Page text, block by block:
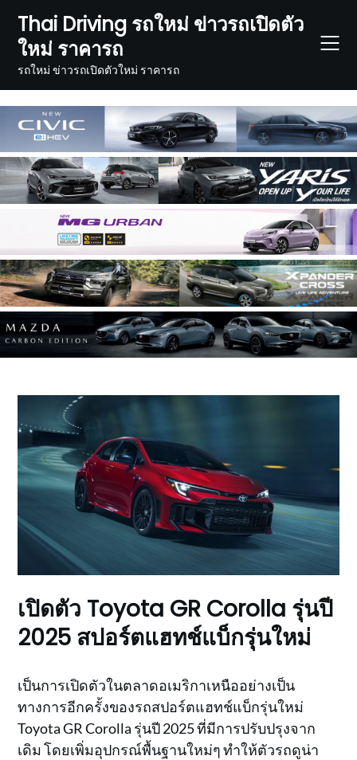
content
Thai Driving รถใหม่ ข่าวรถเปิดตัว
ใหม่ ราคารถ
รถใหม่ ข่าวรถเปิดตัวใหม่ ราคารถ
เปิดตัว Toyota GR Corolla รุ่นปี
2025 สปอร์ตแฮทช์แบ็กรุ่นใหม่
เป็นการเปิดตัวในตลาดอเมริกาเหนืออย่างเป็น
ทางการอีกครั้งของรถสปอร์ตแฮทช์แบ็กรุ่นใหม่
Toyota GR Corolla รุ่นปี 2025 ที่มีการปรับปรุงจาก
เดิม โดยเพิ่มอุปกรณ์พื้นฐานใหม่ๆ ทำให้ตัวรถดูน่า